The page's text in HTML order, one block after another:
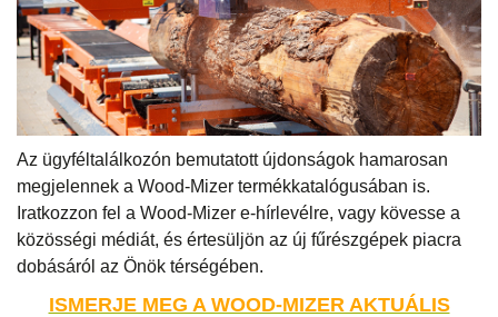
Az ügyféltalálkozón bemutatott újdonságok hamarosan
megjelennek a Wood-Mizer termékkatalógusában is.
Iratkozzon fel a Wood-Mizer e-hírlevélre, vagy kövesse a
közösségi médiát, és értesüljön az új fűrészgépek piacra
dobásáról az Önök térségében.
ISMERJE MEG A WOOD-MIZER AKTUÁLIS